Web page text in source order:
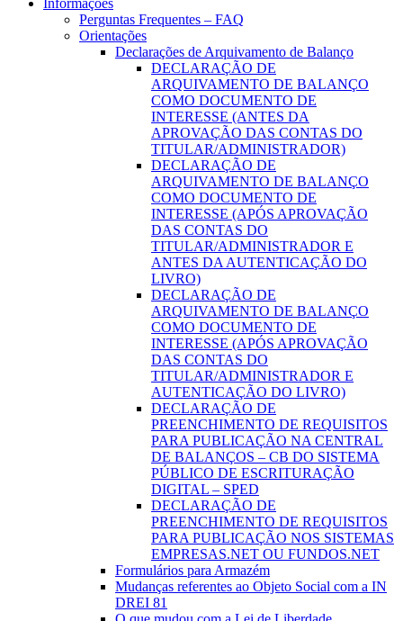
Informações
Perguntas Frequentes – FAQ
Orientações
Declarações de Arquivamento de Balanço
DECLARAÇÃO DE
ARQUIVAMENTO DE BALANÇO
COMO DOCUMENTO DE
INTERESSE (ANTES DA
APROVAÇÃO DAS CONTAS DO
TITULAR/ADMINISTRADOR)
DECLARAÇÃO DE
ARQUIVAMENTO DE BALANÇO
COMO DOCUMENTO DE
INTERESSE (APÓS APROVAÇÃO
DAS CONTAS DO
TITULAR/ADMINISTRADOR E
ANTES DA AUTENTICAÇÃO DO
LIVRO)
DECLARAÇÃO DE
ARQUIVAMENTO DE BALANÇO
COMO DOCUMENTO DE
INTERESSE (APÓS APROVAÇÃO
DAS CONTAS DO
TITULAR/ADMINISTRADOR E
AUTENTICAÇÃO DO LIVRO)
DECLARAÇÃO DE
PREENCHIMENTO DE REQUISITOS
PARA PUBLICAÇÃO NA CENTRAL
DE BALANÇOS – CB DO SISTEMA
PÚBLICO DE ESCRITURAÇÃO
DIGITAL – SPED
DECLARAÇÃO DE
PREENCHIMENTO DE REQUISITOS
PARA PUBLICAÇÃO NOS SISTEMAS
EMPRESAS.NET OU FUNDOS.NET
Formulários para Armazém
Mudanças referentes ao Objeto Social com a IN
DREI 81